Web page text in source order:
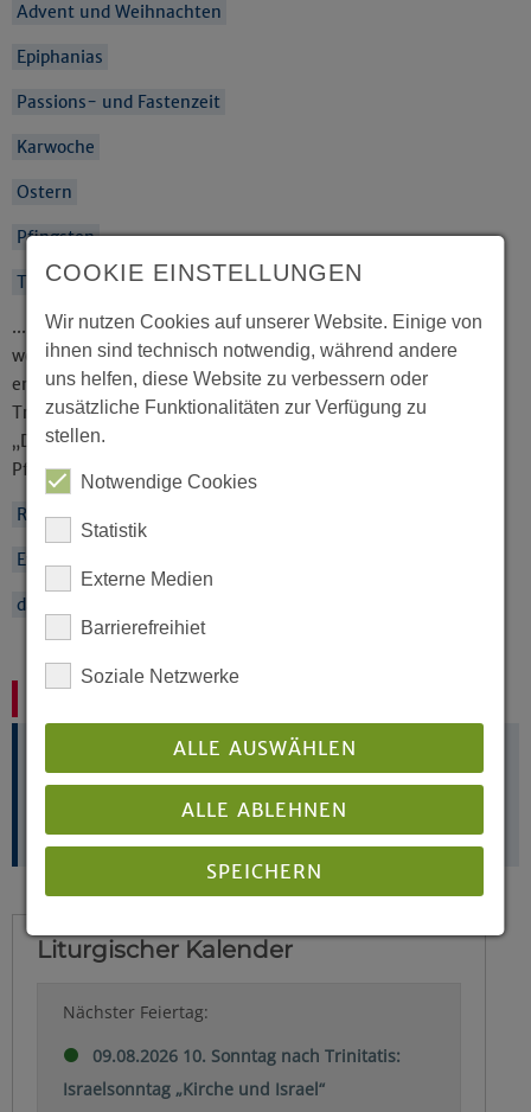
Advent und Weihnachten
Epiphanias
Passions- und Fastenzeit
Karwoche
Ostern
Pfingsten
Trinitatiszeit ...
... oder auch „festlose“ Zeit genannt, eine Zeit mit
wenigen Höhepunkten. Sie beginnt mit Trinitatis und
endet mit dem Kirchenjahr am Ewigkeitssonntag.
Trinitatis (lateinisch) steht für
„Dreieinigkeitssonntag“ und ist der Sonntag nach
Pfingsten.
Reformationstag
Ewigkeitssonntag
daskirchenjahr.de
Das Kirchenjahr zum Mitnehmen: www.kirchenjahr-
COOKIE EINSTELLUNGEN
Wir nutzen Cookies auf unserer Website. Einige von
ihnen sind technisch notwendig, während andere
uns helfen, diese Website zu verbessern oder
zusätzliche Funktionalitäten zur Verfügung zu
stellen.
Notwendige Cookies
Statistik
Externe Medien
Barrierefreihiet
Soziale Netzwerke
ALLE AUSWÄHLEN
ALLE ABLEHNEN
SPEICHERN
Details anzeigen